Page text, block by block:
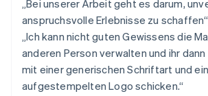
„Bei unserer Arbeit geht es darum,
anspruchsvolle Erlebnisse zu
„Ich kann nicht guten Gewissens die
anderen Person verwalten und ihr dann
mit einer generischen Schriftart und
aufgestempelten Logo schicken.“